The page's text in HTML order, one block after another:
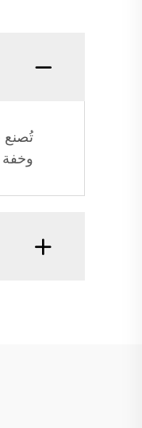
تُصنع
وخفة